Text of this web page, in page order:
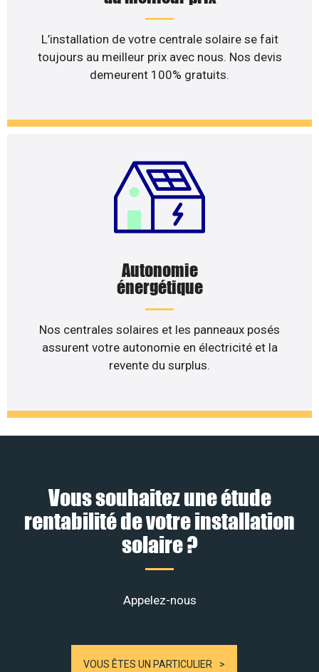
L’installation de votre centrale solaire se fait
toujours au meilleur prix avec nous. Nos devis
demeurent 100% gratuits.
Autonomie
énergétique
Nos centrales solaires et les panneaux posés
assurent votre autonomie en électricité et la
revente du surplus.
Vous souhaitez une étude
rentabilité de votre installation
solaire ?
Appelez-nous
VOUS ÊTES UN PARTICULIER